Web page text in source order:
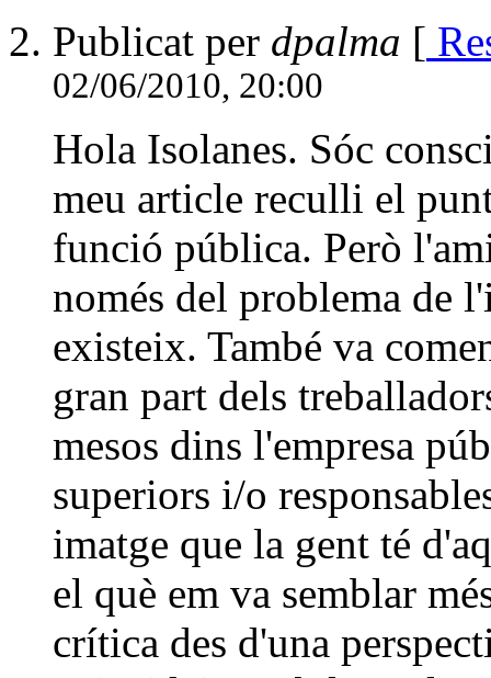
Publicat per dpalma [
02/06/2010, 20:00
Hola Isolanes. Sóc
meu article reculli el
funció pública. Però
només del problema de
existeix. També va
gran part dels
mesos dins l'empresa
superiors i/o
imatge que la gent té
el què em va semblar
crítica des d'una